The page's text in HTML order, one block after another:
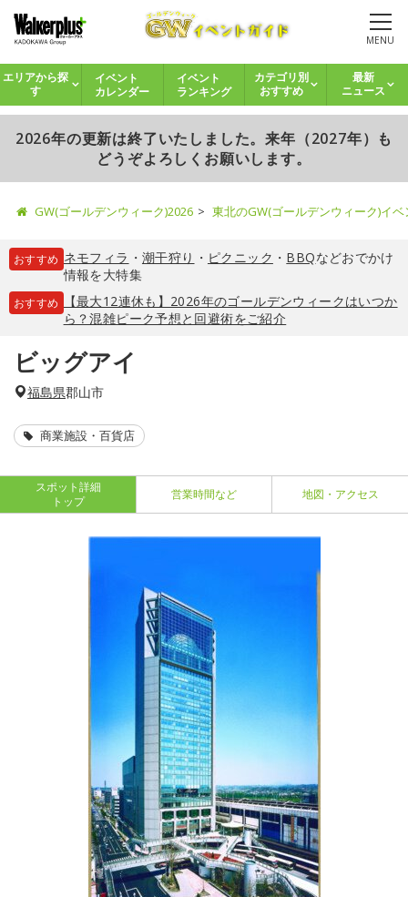
MENU
エリアから探
す
イベント
カレンダー
イベント
ランキング
カテゴリ別
おすすめ
最新
ニュース
2026年の更新は終了いたしました。来年（2027年）も
どうぞよろしくお願いします。
GW(ゴールデンウィーク)2026 東北のGW(ゴールデンウィーク)イ
おすすめ ネモフィラ ・ 潮干狩り ・ ピクニック ・ BBQなどおでかけ
情報を大特集
おすすめ
【最大12連休も】2026年のゴールデンウィークはいつか
ら？混雑ピーク予想と回避術をご紹介
ビッグアイ
福島県郡山市
商業施設・百貨店
スポット詳細
トップ
営業時間など 地図・アクセス